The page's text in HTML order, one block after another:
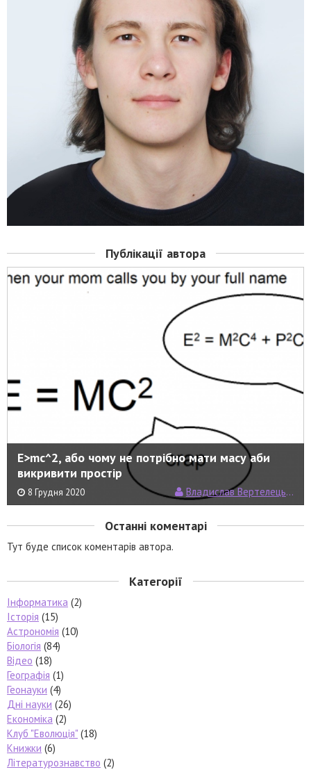
Публікації автора
E>mc^2, або чому не потрібно мати масу аби
викривити простір
8 Грудня 2020 Владислав Вертелецький
Останні коментарі
Тут буде список коментарів автора.
Категорії
Інформатика (2)
Історія (15)
Астрономія (10)
Біологія (84)
Відео (18)
Географія (1)
Геонауки (4)
Дні науки (26)
Економіка (2)
Клуб "Еволюція" (18)
Книжки (6)
Літературознавство (2)